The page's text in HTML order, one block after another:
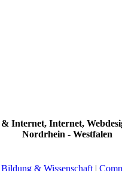
Internet, Internet,
Nordrhein - Westfalen
Bildung & Wissenschaft|